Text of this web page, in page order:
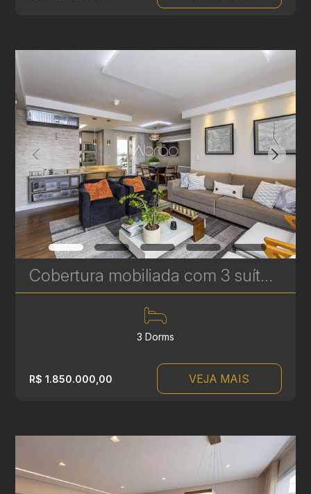
Cobertura mobiliada com 3 suítes à venda no Vila Izabel - 159,46 m² - Condomínio Bellini | Ref.1766
3 Dorms
R$ 1.850.000,00 VEJA MAIS